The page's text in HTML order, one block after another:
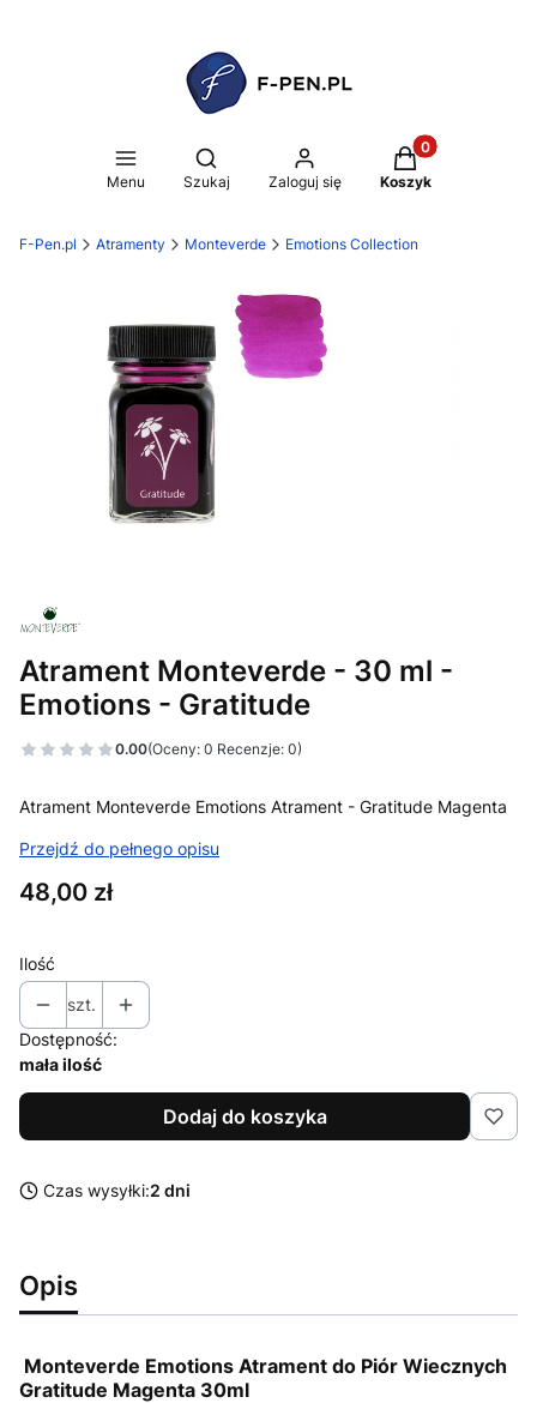
Menu
Otwórz wyszukiwarkę
Szukaj Zaloguj się
Produkty w
Koszyk
F-Pen.pl Atramenty Monteverde Emotions Collection
Atrament Monteverde - 30 ml -
Emotions - Gratitude
0.00(Oceny: 0 Recenzje: 0)
Atrament Monteverde Emotions Atrament - Gratitude Magenta
Przejdź do pełnego opisu
Cena
48,00 zł
Ilość
szt.
Dostępność:
mała ilość
Dodaj do koszyka
Czas wysyłki:2 dni
Opis
Monteverde Emotions Atrament do Piór Wiecznych
Gratitude Magenta 30ml